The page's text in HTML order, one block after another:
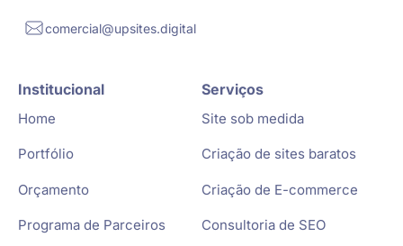
comercial@upsites.digital
Institucional
Home
Portfólio
Orçamento
Programa de Parceiros
Serviços
Site sob medida
Criação de sites baratos
Criação de E-commerce
Consultoria de SEO